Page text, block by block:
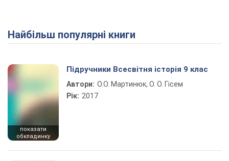
Play Video
Найбільш популярні книги
показати
обкладинку
Підручники Всесвітня історія 9 клас
Автори: О.О. Мартинюк, О. О. Гісем
Рік: 2017